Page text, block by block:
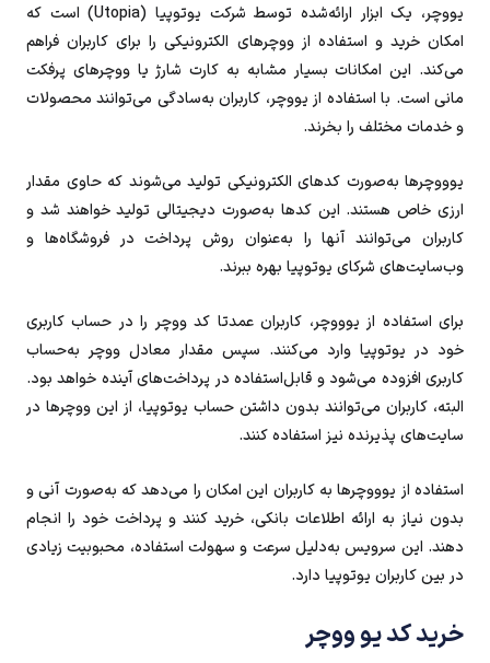
یووچر، یک ابزار ارائه‌شده توسط شرکت یوتوپیا (Utopia) است که
امکان خرید و استفاده از ووچرهای الکترونیکی را برای کاربران فراهم
می‌کند. این امکانات بسیار مشابه به کارت شارژ یا ووچرهای پرفکت
مانی است. با استفاده از یووچر، کاربران به‌سادگی می‌توانند محصولات
و خدمات مختلف را بخرند.
یوووچرها به‌صورت کدهای الکترونیکی تولید می‌شوند که حاوی مقدار
ارزی خاص هستند. این کدها به‌صورت دیجیتالی تولید خواهند شد و
کاربران می‌توانند آنها را به‌عنوان روش پرداخت در فروشگاه‌ها و
وب‌سایت‌های شرکای یوتوپیا بهره ببرند.
برای استفاده از یوووچر، کاربران عمدتا کد ووچر را در حساب کاربری
خود در یوتوپیا وارد می‌کنند. سپس مقدار معادل ووچر به‌حساب
کاربری افزوده می‌شود و قابل‌استفاده در پرداخت‌های آینده خواهد بود.
البته، کاربران می‌توانند بدون داشتن حساب یوتوپیا، از این ووچرها در
سایت‌های پذیرنده نیز استفاده کنند.
استفاده از یوووچرها به کاربران این امکان را می‌دهد که به‌صورت آنی و
بدون نیاز به ارائه اطلاعات بانکی، خرید کنند و پرداخت خود را انجام
دهند. این سرویس به‌دلیل سرعت و سهولت استفاده، محبوبیت زیادی
در بین کاربران یوتوپیا دارد.
خرید کد یو ووچر